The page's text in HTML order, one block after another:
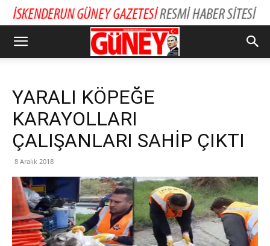
YARALI KÖPEĞE
KARAYOLLARI
ÇALIŞANLARI SAHİP ÇIKTI
8 Aralık 2018